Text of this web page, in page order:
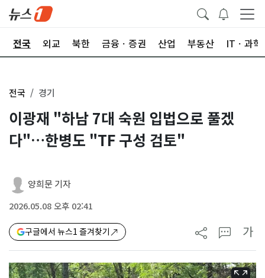
전국 외교 북한 금융ㆍ증권 산업 부동산 ITㆍ과학
전국 경기
이광재 "하남 7대 숙원 입법으로 풀겠
다"…한병도 "TF 구성 검토"
양희문 기자
2026.05.08 오후 02:41
구글에서 뉴스1 즐겨찾기 가